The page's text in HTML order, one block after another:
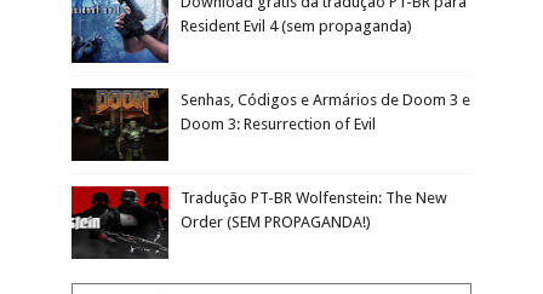
Resident Evil 4 (sem propaganda)
Senhas, Códigos e Armários de Doom 3 e
Doom 3: Resurrection of Evil
Tradução PT-BR Wolfenstein: The New
Order (SEM PROPAGANDA!)